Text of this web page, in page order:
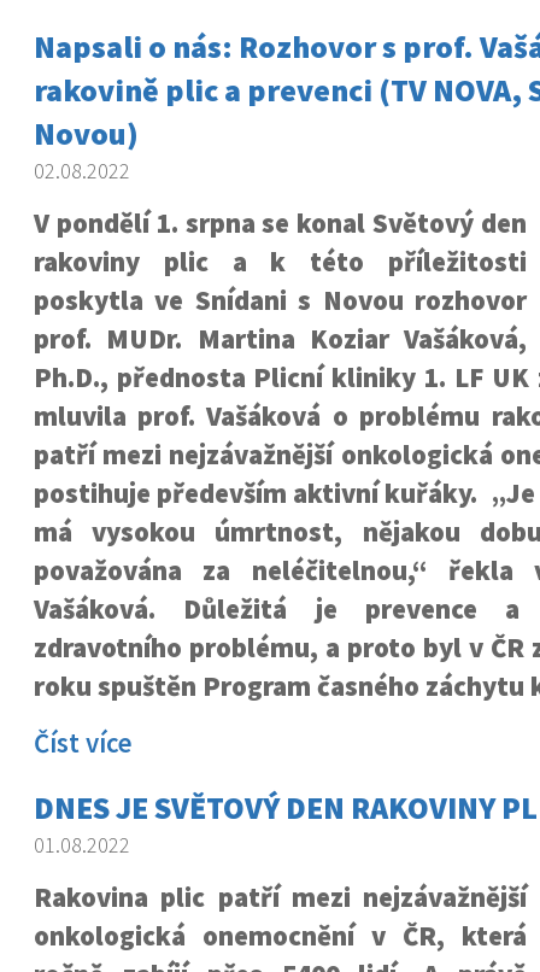
Napsali o nás: Rozhovor s prof.
rakovině plic a prevenci (TV NOVA,
Novou)
02.08.2022
V pondělí 1. srpna se konal Světový den
rakoviny plic a k této příležitosti
poskytla ve Snídani s Novou rozhovor
prof. MUDr. Martina Koziar Vašáková,
Ph.D., přednosta Plicní kliniky 1. LF UK
mluvila prof. Vašáková o problému
patří mezi nejzávažnější onkologická
postihuje především aktivní kuřáky.
má vysokou úmrtnost, nějakou
považována za neléčitelnou,“
Vašáková. Důležitá je prevence a
zdravotního problému, a proto byl v ČR
roku spuštěn Program časného záchytu
Číst více
DNES JE SVĚTOVÝ DEN RAKOVINY
01.08.2022
Rakovina plic patří mezi nejzávažnější
onkologická onemocnění v ČR, která